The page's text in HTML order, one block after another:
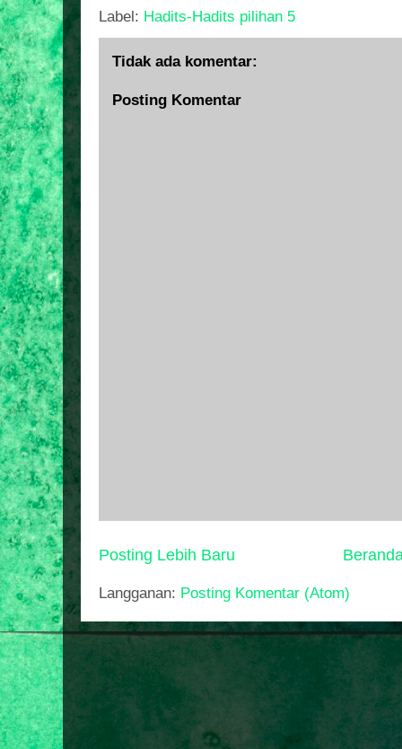
Label: Hadits-Hadits pilihan 5
Tidak ada komentar:
Posting Komentar
Posting Lebih Baru
Langganan: Posting Komentar (Atom)